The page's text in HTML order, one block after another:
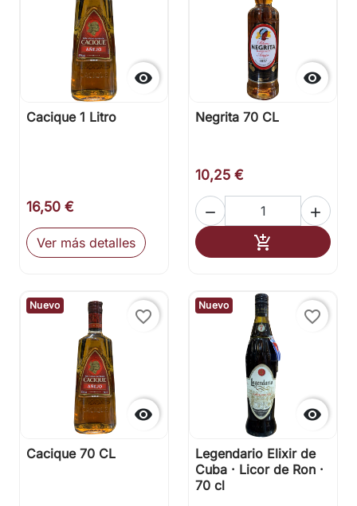

Cacique 1 Litro
16,50 €
Ver más detalles

Negrita 70 CL
10,25 €
 
 Añadir al
Nuevo

favorite_border
Cacique 70 CL
Nuevo

favorite_border
Legendario Elixir de
Cuba · Licor de Ron ·
70 cl